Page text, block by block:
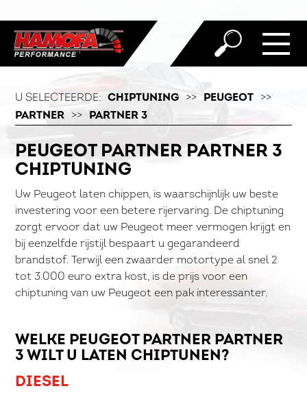
U SELECTEERDE: CHIPTUNING >> PEUGEOT
>>
PARTNER
>> PARTNER 3
PEUGEOT PARTNER PARTNER 3
CHIPTUNING
Uw Peugeot laten chippen, is waarschijnlijk uw beste
investering voor een betere rijervaring. De chiptuning
zorgt ervoor dat uw Peugeot meer vermogen krijgt en
bij eenzelfde rijstijl bespaart u gegarandeerd
brandstof. Terwijl een zwaarder motortype al snel 2
tot 3.000 euro extra kost, is de prijs voor een
chiptuning van uw Peugeot een pak interessanter.
WELKE PEUGEOT PARTNER PARTNER
3 WILT U LATEN CHIPTUNEN?
DIESEL